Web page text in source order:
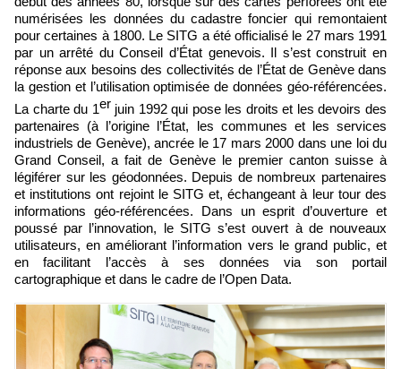
numérisées les données du cadastre foncier qui remontaient
pour certaines à 1800. Le SITG a été officialisé le 27 mars 1991
par un arrêté du Conseil d’État genevois. Il s’est construit en
réponse aux besoins des collectivités de l’État de Genève dans
la gestion et l’utilisation optimisée de données géo-référencées.
La charte du 1er juin 1992 qui pose les droits et les devoirs des
partenaires (à l’origine l’État, les communes et les services
industriels de Genève), ancrée le 17 mars 2000 dans une loi du
Grand Conseil, a fait de Genève le premier canton suisse à
légiférer sur les géodonnées. Depuis de nombreux partenaires
et institutions ont rejoint le SITG et, échangeant à leur tour des
informations géo-référencées. Dans un esprit d’ouverture et
poussé par l’innovation, le SITG s’est ouvert à de nouveaux
utilisateurs, en améliorant l’information vers le grand public, et
en facilitant l’accès à ses données via son portail
cartographique et dans le cadre de l’Open Data.